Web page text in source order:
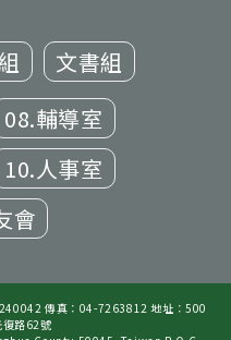
文書組
08.輔導室
10.人事室
會
傳真：04-7263812 地址：500
復路62號